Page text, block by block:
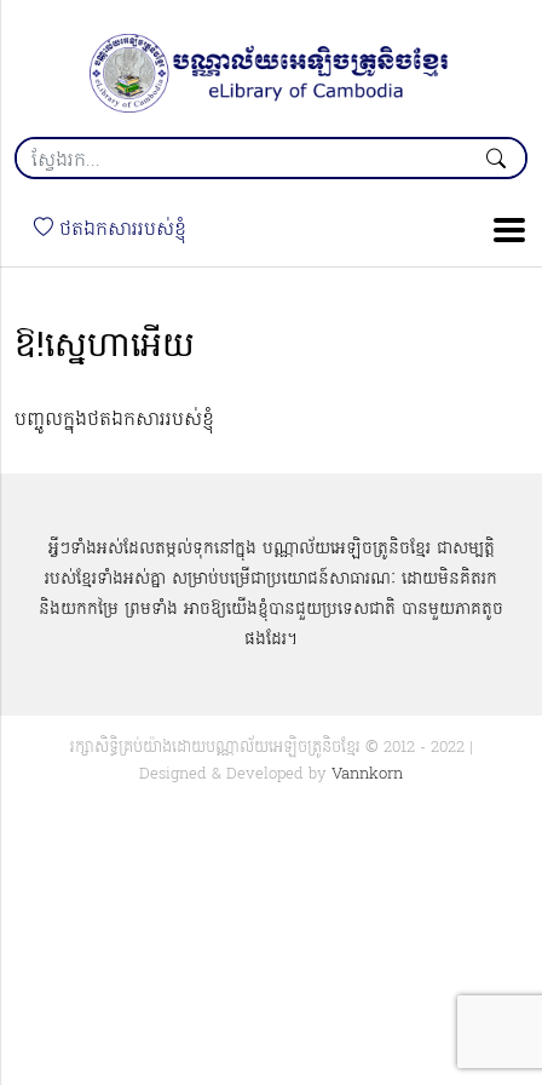
ថតឯកសាររបស់ខ្ញុំ
ឱ!ស្នេហាអើយ
បញ្ចូលក្នុងថតឯកសាររបស់ខ្ញុំ
អ្វីៗទាំងអស់ដែលតម្កល់ទុកនៅក្នុង បណ្ណាល័យអេឡិចត្រូនិចខ្មែរ ជាសម្បតិ្ត
របស់ខ្មែរទាំងអស់គ្នា សម្រាប់បម្រើជាប្រយោជន៍សាធារណៈ ដោយមិនគិតរក
និងយកកម្រៃ ព្រមទាំង អាចឱ្យយើងខ្ញុំបានជួយប្រទេសជាតិ បានមួយភាគតូច
ផងដែរ។
រក្សាសិទ្ធិគ្រប់យ៉ាងដោយបណ្ណាល័យអេឡិចត្រូនិចខ្មែរ © 2012 - 2022 |
Designed & Developed by Vannkorn